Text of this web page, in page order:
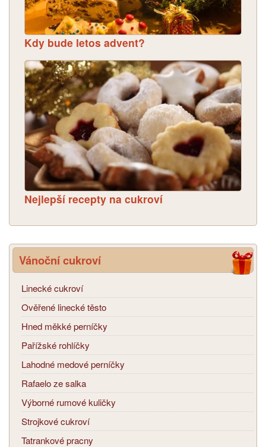
Kdy bude letos advent?
Nejlepší recepty na cukroví
Vánoční cukroví
Linecké cukroví
Ověřené linecké těsto
Hned měkké perníčky
Pařížské rohlíčky
Lahodné medové perníčky
Rafaelo ze salka
Výborné rumové kuličky
Strojkové cukroví
Tatrankové pracny